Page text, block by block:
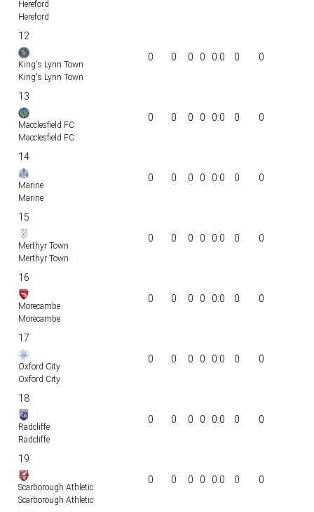
Hereford
Hereford
12
King's Lynn Town
King's Lynn Town
0 0 0 0 0:0 0 0
13
Macclesfield FC
Macclesfield FC
0 0 0 0 0:0 0 0
14
Marine
Marine
0 0 0 0 0:0 0 0
15
Merthyr Town
Merthyr Town
0 0 0 0 0:0 0 0
16
Morecambe
Morecambe
0 0 0 0 0:0 0 0
17
Oxford City
Oxford City
0 0 0 0 0:0 0 0
18
Radcliffe
Radcliffe
0 0 0 0 0:0 0 0
19
Scarborough Athletic
Scarborough Athletic
0 0 0 0 0:0 0 0